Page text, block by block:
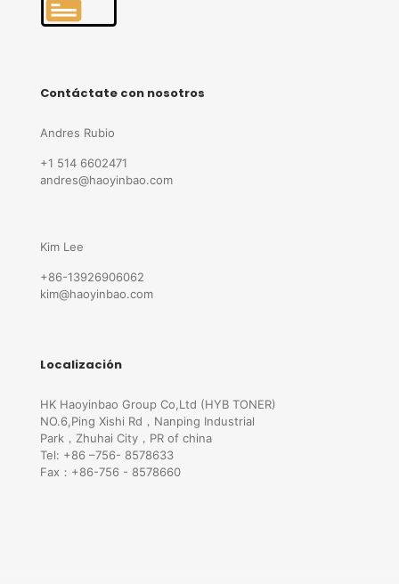
Contáctate con nosotros
Andres Rubio
+1 514 6602471
andres@haoyinbao.com
Kim Lee
+86-13926906062
kim@haoyinbao.com
Localización
HK Haoyinbao Group Co,Ltd (HYB TONER)
NO.6,Ping Xishi Rd，Nanping Industrial
Park，Zhuhai City，PR of china
Tel: +86 –756- 8578633
Fax：+86-756 - 8578660